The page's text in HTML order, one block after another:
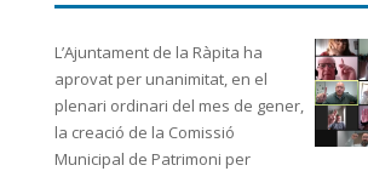
L’Ajuntament de la Ràpita ha
aprovat per unanimitat, en el
plenari ordinari del mes de gener,
la creació de la Comissió
Municipal de Patrimoni per